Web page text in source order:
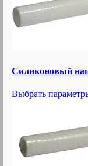
Силиконовый
Выбрать